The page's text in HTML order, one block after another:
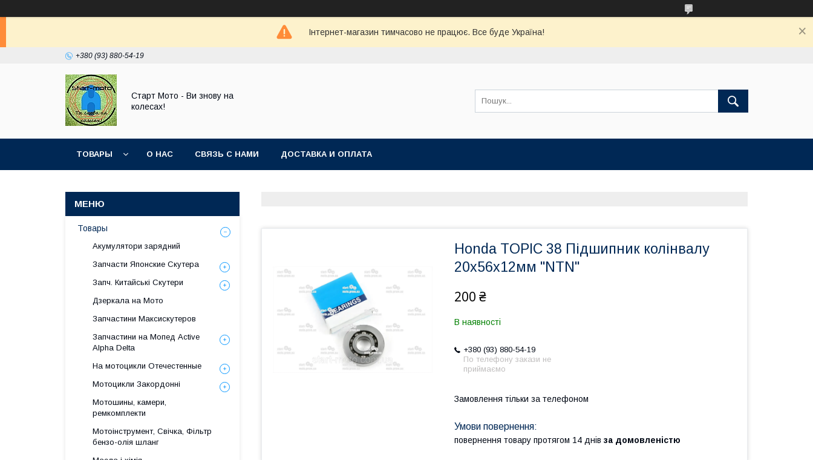
Інтернет-магазин тимчасово не працює. Все буде Україна!
+380 (93) 880-54-19
Старт Мото - Ви знову на
колесах!
ТОВАРЫ О НАС СВЯЗЬ С НАМИ ДОСТАВКА И ОПЛАТА
Honda TOPIC 38 Підшипник колінвалу
20х56х12мм "NTN"
200 ₴
В наявності
+380 (93) 880-54-19
По телефону закази не
приймаємо
Замовлення тільки за телефоном
повернення товару протягом 14 днів за домовленістю
Товары
Акумулятори зарядний
Запчасти Японские Скутера
Запч. Китайські Скутери
Дзеркала на Мото
Запчастини Максискутеров
Запчастини на Мопед Active
Alpha Delta
На мотоцикли Отечестенные
Мотоцикли Закордонні
Мотошины, камери,
ремкомплекти
Мотоінструмент, Свічка, Фільтр
бензо-олія шланг